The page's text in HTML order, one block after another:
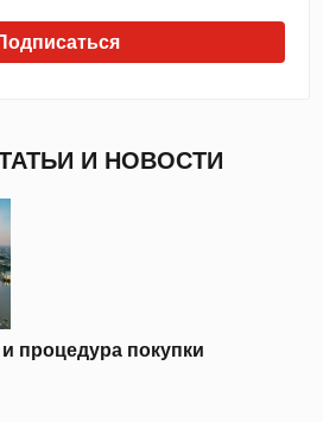
И НОВОСТИ
процедура покупки